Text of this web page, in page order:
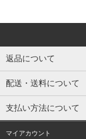
返品について
配送・送料について
支払い方法について
マイアカウント